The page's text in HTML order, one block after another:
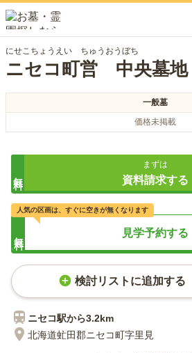
にせこちょうえい ちゅうおうぼち
ニセコ町営 中央墓地
一般墓
価格未掲載
まずは
資料請求する
見学予約する
人気の区画は、すぐに空きが無くなります
検討リストに追加する
ニセコ駅から3.2km
北海道虻田郡ニセコ町字里見